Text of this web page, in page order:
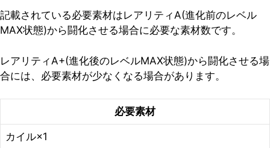
記載されている必要素材はレアリティA(進化前のレベル
MAX状態)から闘化させる場合に必要な素材数です。
レアリティA+(進化後のレベルMAX状態)から闘化させる場
合には、必要素材が少なくなる場合があります。
必要素材
カイル×1